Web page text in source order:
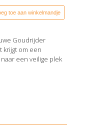
toe aan winkelmandje
Goudrijder
krijgt om een
een veilige plek